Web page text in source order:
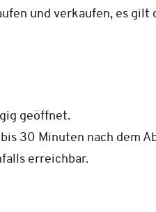
und verkaufen, es gilt
geöffnet.
30 Minuten nach dem
erreichbar.